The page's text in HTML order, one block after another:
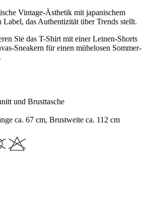
Vintage-Ästhetik mit japanischem
Label, das Authentizität über Trends stellt.
Sie das T-Shirt mit einer Leinen-Shorts
Sneakern für einen mühelosen Sommer-
und Brusttasche
ca. 67 cm, Brustweite ca. 112 cm